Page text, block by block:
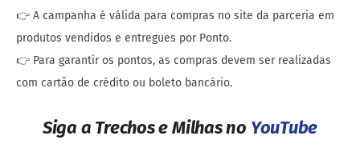
👉 A campanha é válida para compras no site da parceria em
produtos vendidos e entregues por Ponto.
👉 Para garantir os pontos, as compras devem ser realizadas
com cartão de crédito ou boleto bancário.
Siga a Trechos e Milhas no YouTube